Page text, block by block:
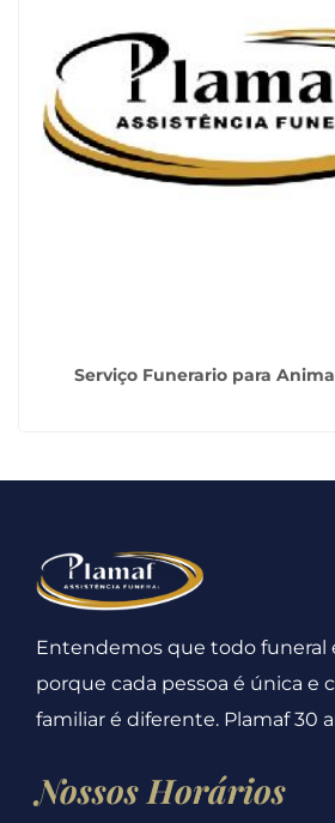
Serviço Funerario para
Entendemos que todo funeral
porque cada pessoa é única e
familiar é diferente. Plamaf 30
Nossos Horários